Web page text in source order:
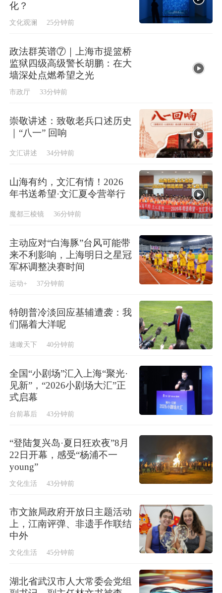
化？
文化观澜 25分钟前
政法群英谱‌⑦｜上海市提篮桥
监狱四级高级警长胡鹏：在大
墙深处点燃希望之光
市政厅 33分钟前
崇敬讲述：致敬老兵口述历史
｜“八一” 回响
文汇讲述 34分钟前
山海有约，文汇有情！2026
年书送希望·文汇夏令营举行
魔都三棱镜 36分钟前
主动应对“白海豚”台风可能带
来不利影响，上海明日之星冠
军杯调整决赛时间
运动+ 37分钟前
特朗普冷淡回应基辅遭袭：我
们隔着大洋呢
速瞰天下 40分钟前
全国“小剧场”汇入上海“聚光·
见新”，“2026小剧场大汇”正
式启幕
台前幕后 43分钟前
“登陆复兴岛·夏日狂欢夜”8月
22日开幕，感受“杨浦不一
young”
文化生活 43分钟前
市文旅局政府开放日主题活动
上，江南评弹、非遗手作联结
中外
文化生活 45分钟前
湖北省武汉市人大常委会党组